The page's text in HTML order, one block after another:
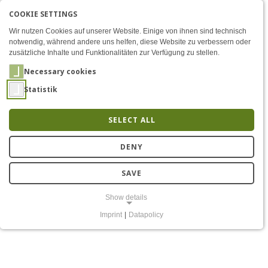
Zum Inhalt
6G follows on 5GAKTIVE SPRACHE:
ENDE
6G follows on 5G
COOKIE SETTINGS
Wir nutzen Cookies auf unserer Website. Einige von ihnen sind technisch
notwendig, während andere uns helfen, diese Website zu verbessern oder
zusätzliche Inhalte und Funktionalitäten zur Verfügung zu stellen.
Necessary cookies
Statistik
SELECT ALL
DENY
SAVE
Show details
Notwendige Cookies ermöglichen grundlegende Funktionen und sind
Imprint | Datapolicy